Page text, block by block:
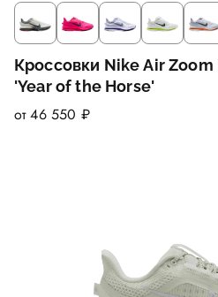
Кроссовки Nike Air
'Year of the Horse'
от 46 550 ₽